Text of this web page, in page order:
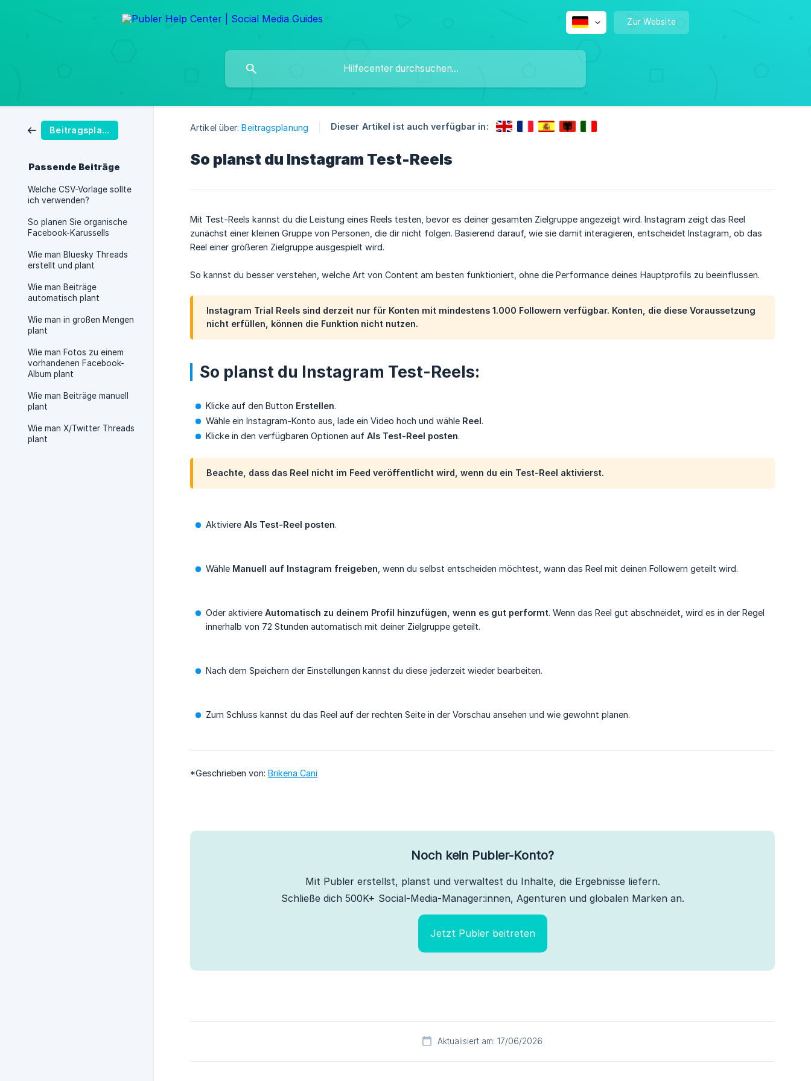
Zur Website
Beitragsplanung
Passende Beiträge
Welche CSV-Vorlage sollte
ich verwenden?
So planen Sie organische
Facebook-Karussells
Wie man Bluesky Threads
erstellt und plant
Wie man Beiträge
automatisch plant
Wie man in großen Mengen
plant
Wie man Fotos zu einem
vorhandenen Facebook-
Album plant
Wie man Beiträge manuell
plant
Wie man X/Twitter Threads
plant
Artikel über: Beitragsplanung Dieser Artikel ist auch verfügbar in:
So planst du Instagram Test-Reels
Mit Test-Reels kannst du die Leistung eines Reels testen, bevor es deiner gesamten Zielgruppe angezeigt wird. Instagram zeigt das Reel
zunächst einer kleinen Gruppe von Personen, die dir nicht folgen. Basierend darauf, wie sie damit interagieren, entscheidet Instagram, ob das
Reel einer größeren Zielgruppe ausgespielt wird.
So kannst du besser verstehen, welche Art von Content am besten funktioniert, ohne die Performance deines Hauptprofils zu beeinflussen.
Instagram Trial Reels sind derzeit nur für Konten mit mindestens 1.000 Followern verfügbar. Konten, die diese Voraussetzung
nicht erfüllen, können die Funktion nicht nutzen.
So planst du Instagram Test-Reels:
Klicke auf den Button Erstellen.
Wähle ein Instagram-Konto aus, lade ein Video hoch und wähle Reel.
Klicke in den verfügbaren Optionen auf Als Test-Reel posten.
Beachte, dass das Reel nicht im Feed veröffentlicht wird, wenn du ein Test-Reel aktivierst.
Aktiviere Als Test-Reel posten.
Wähle Manuell auf Instagram freigeben , wenn du selbst entscheiden möchtest, wann das Reel mit deinen Followern geteilt wird.
Oder aktiviere Automatisch zu deinem Profil hinzufügen, wenn es gut performt. Wenn das Reel gut abschneidet, wird es in der Regel
innerhalb von 72 Stunden automatisch mit deiner Zielgruppe geteilt.
Nach dem Speichern der Einstellungen kannst du diese jederzeit wieder bearbeiten.
Zum Schluss kannst du das Reel auf der rechten Seite in der Vorschau ansehen und wie gewohnt planen.
*Geschrieben von: Brikena Cani
Noch kein Publer-Konto?
Mit Publer erstellst, planst und verwaltest du Inhalte, die Ergebnisse liefern.
Schließe dich 500K+ Social-Media-Manager:innen, Agenturen und globalen Marken an.
Jetzt Publer beitreten
Aktualisiert am: 17/06/2026